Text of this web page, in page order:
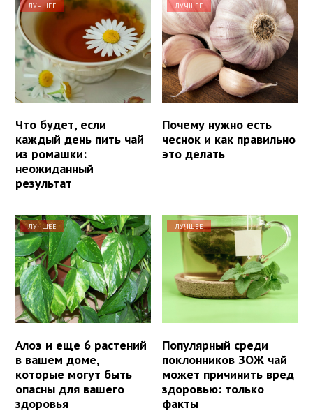
ЛУЧШЕЕ
Что будет, если
каждый день пить чай
из ромашки:
неожиданный
результат
ЛУЧШЕЕ
Почему нужно есть
чеснок и как правильно
это делать
ЛУЧШЕЕ
Алоэ и еще 6 растений
в вашем доме,
которые могут быть
опасны для вашего
здоровья
ЛУЧШЕЕ
Популярный среди
поклонников ЗОЖ чай
может причинить вред
здоровью: только
факты